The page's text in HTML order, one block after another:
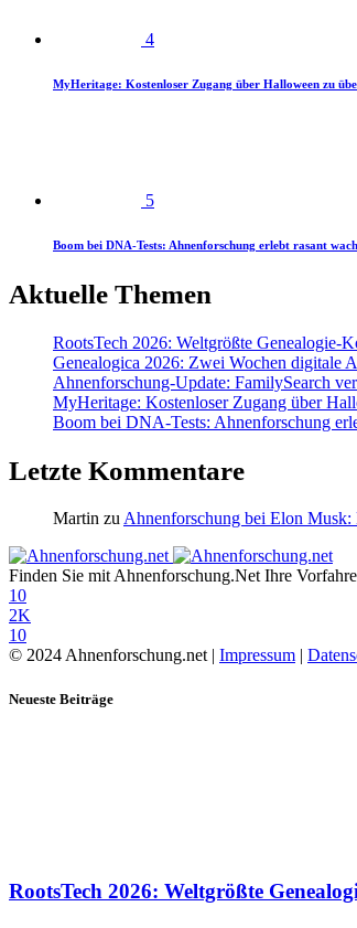
4
MyHeritage: Kostenloser Zugang über Halloween zu
5
Boom bei DNA-Tests: Ahnenforschung erlebt rasant
Aktuelle Themen
RootsTech 2026: Weltgrößte Genealogie-
Genealogica 2026: Zwei Wochen digitale
Ahnenforschung-Update: FamilySearch
MyHeritage: Kostenloser Zugang über
Boom bei DNA-Tests: Ahnenforschung
Letzte Kommentare
Martin zuAhnenforschung bei Elon Musk:
Finden Sie mit Ahnenforschung.Net Ihre
10
2K
10
© 2024 Ahnenforschung.net | Impressum
Neueste Beiträge
RootsTech 2026: Weltgrößte